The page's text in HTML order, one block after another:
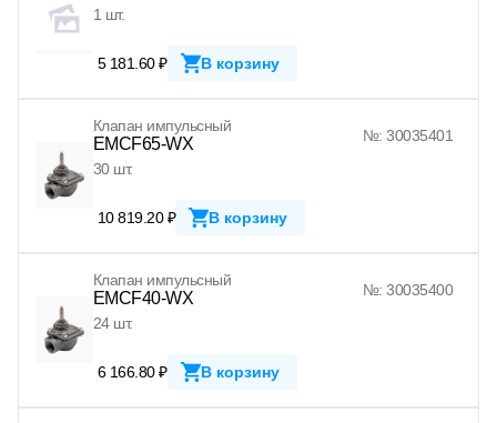
1 шт.
5 181.60 ₽ В корзину
Клапан импульсный
EMCF65-WX
№: 30035401
30 шт.
10 819.20 ₽ В корзину
Клапан импульсный
EMCF40-WX
№: 30035400
24 шт.
6 166.80 ₽ В корзину